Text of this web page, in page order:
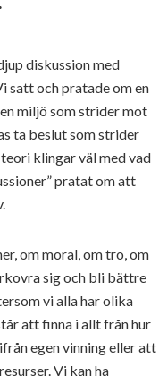
diskussion med
satt och pratade om en
miljö som strider mot
ta beslut som strider
klingar väl med vad
pratat om att
om moral, om tro, om
sig och bli bättre
vi alla har olika
att finna i allt från hur
egen vinning eller att
Vi kan ha